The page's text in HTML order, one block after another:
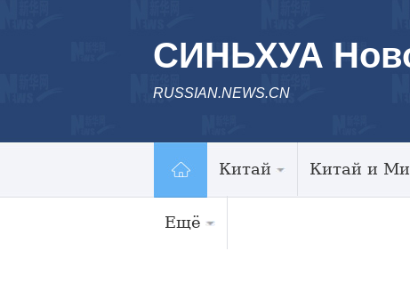
СИНЬХУА
RUSSIAN.NEWS.CN
Китай Китай и
Ещё